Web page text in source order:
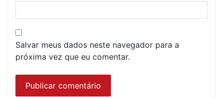
Salvar meus dados neste navegador para a
próxima vez que eu comentar.